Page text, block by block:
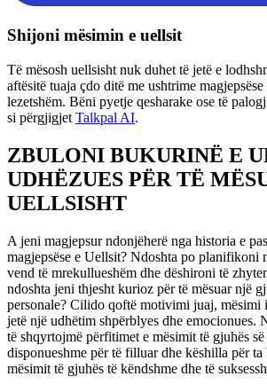
Shijoni mësimin e uellsit
Të mësosh uellsisht nuk duhet të jetë e
aftësitë tuaja çdo ditë me ushtrime
lezetshëm. Bëni pyetje qesharake ose të
si përgjigjet Talkpal AI.
ZBULONI BUKURINË E
UDHËZUES PËR TË
UELLSISHT
A jeni magjepsur ndonjëherë nga historia e
magjepsëse e Uellsit? Ndoshta po planifikoni
vend të mrekullueshëm dhe dëshironi të
ndoshta jeni thjesht kurioz për të mësuar një
personale? Cilido qoftë motivimi juaj, mësimi
jetë një udhëtim shpërblyes dhe emocionues.
të shqyrtojmë përfitimet e mësimit të gjuhës
disponueshme për të filluar dhe këshilla për
mësimit të gjuhës të këndshme dhe të